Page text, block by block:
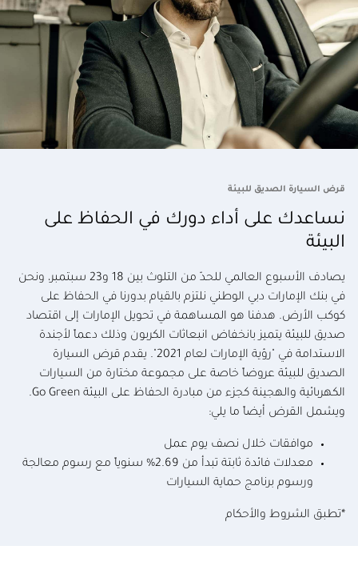
قرض السيارة الصديق للبيئة
نساعدك على أداء دورك في الحفاظ على
البيئة
يصادف الأسبوع العالمي للحدّ من التلوث بين 18 و23 سبتمبر، ونحن
في بنك الإمارات دبي الوطني نلتزم بالقيام بدورنا في الحفاظ على
كوكب الأرض. هدفنا هو المساهمة في تحويل الإمارات إلى اقتصاد
صديق للبيئة يتميز بانخفاض انبعاثات الكربون وذلك دعماً لأجندة
الاستدامة في "رؤية الإمارات لعام 2021". يقدم قرض السيارة
الصديق للبيئة عروضاً خاصة على مجموعة مختارة من السيارات
الكهربائية والهجينة كجزء من مبادرة الحفاظ على البيئة Go Green.
ويشمل القرض أيضاً ما يلي:
موافقات خلال نصف يوم عمل
معدلات فائدة ثابتة تبدأ من 2.69% سنوياً مع رسوم معالجة
ورسوم برنامج حماية السيارات
*تطبق الشروط والأحكام